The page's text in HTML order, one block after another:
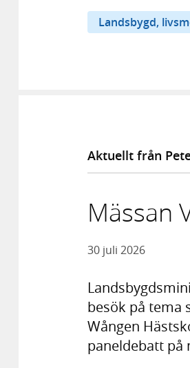
Landsbygd,
Aktuellt från
Mässan
30 juli 2026
besök på tema
Wången
paneldebatt på